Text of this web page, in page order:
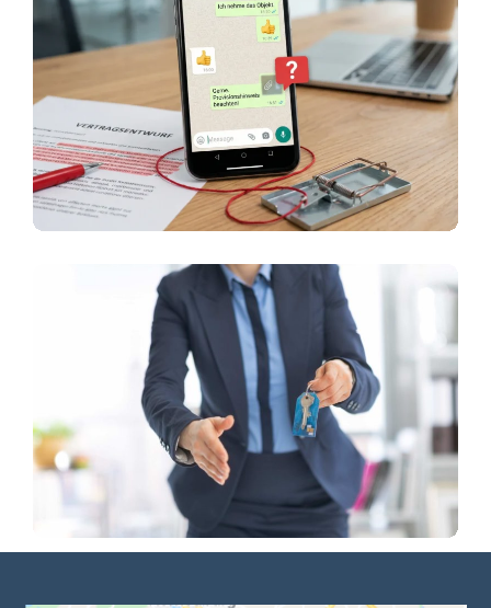
Vertragsabschluss Über
WhatsApp: Die Digitale Falle Für
Den Provisionsanspruch?
Albtraum Traumhaus: Wann
Haftet Der Makler Für Falsche
Angaben? – Ein Überblick Zur
Verletzung Der
Aufklärungspflicht